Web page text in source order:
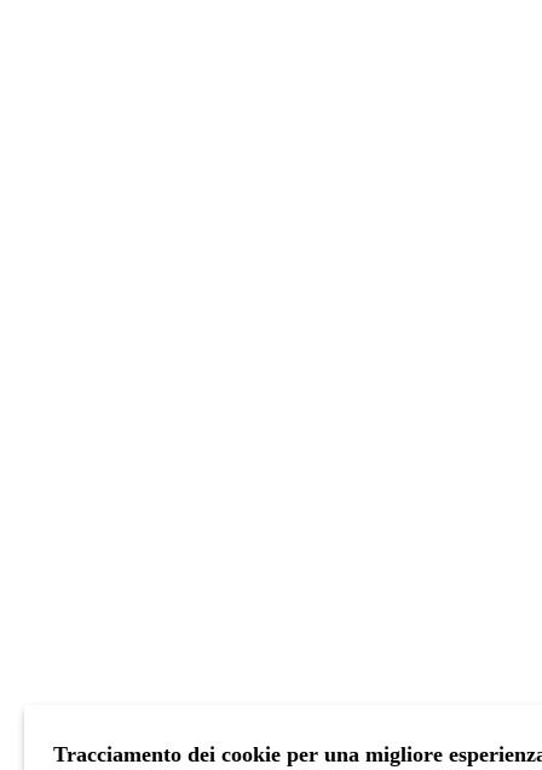
Tracciamento dei cookie per una migliore